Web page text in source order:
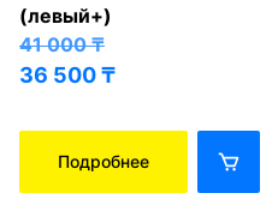
(левый+)
41 000₸
36 500₸
Подробнее